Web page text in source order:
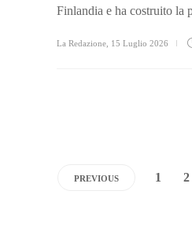
Finlandia e ha costruito la
La Redazione 15 Luglio 2026
PREVIOUS 1 2